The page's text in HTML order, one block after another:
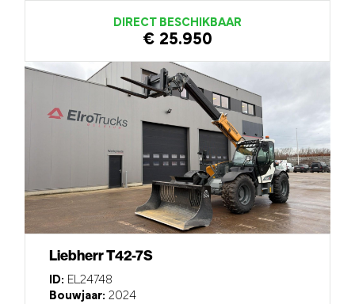
DIRECT BESCHIKBAAR
€ 25.950
Liebherr T42-7S
ID: EL24748
Bouwjaar: 2024